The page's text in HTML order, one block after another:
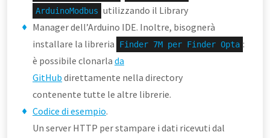
ArduinoModbus utilizzando il Library
Manager dell’Arduino IDE. Inoltre, bisognerà
installare la libreria
Finder 7M per Finder Opta :
è possibile clonarla da
GitHub direttamente nella directory
contenente tutte le altre librerie.
Codice di esempio.
Un server HTTP per stampare i dati ricevuti dal